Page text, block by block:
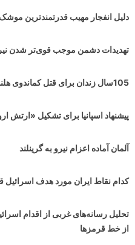
دلیل انفجار مهیب قدرتمندترین
تهدیدات دشمن موجب قوی‌تر شدن
105سال زندان برای قتل کماندوی هلندی
پیشنهاد اسپانیا برای تشکیل «ارتش
آلمان آماده اعزام نیرو به گرینلند
کدام نقاط ایران مورد هدف
تحلیل رسانه‌های غربی از اقدام
از خط قرمزها